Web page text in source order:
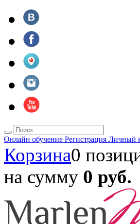
Онлайн обучение Регистрация Личный
Корзина0
на сумму 0 руб.